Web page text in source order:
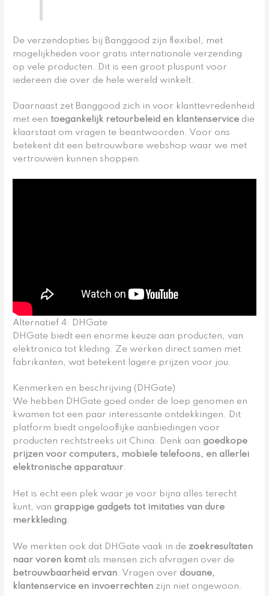
De verzendopties bij Banggood zijn flexibel, met
mogelijkheden voor gratis internationale verzending
op vele producten. Dit is een groot pluspunt voor
iedereen die over de hele wereld winkelt.
Daarnaast zet Banggood zich in voor klanttevredenheid
met een toegankelijk retourbeleid en klantenservice die
klaarstaat om vragen te beantwoorden. Voor ons
betekent dit een betrouwbare webshop waar we met
vertrouwen kunnen shoppen.
Alternatief 4: DHGate
DHGate biedt een enorme keuze aan producten, van
elektronica tot kleding. Ze werken direct samen met
fabrikanten, wat betekent lagere prijzen voor jou.
Kenmerken en beschrijving (DHGate)
We hebben DHGate goed onder de loep genomen en
kwamen tot een paar interessante ontdekkingen. Dit
platform biedt ongelooflijke aanbiedingen voor
producten rechtstreeks uit China. Denk aan goedkope
prijzen voor computers, mobiele telefoons, en allerlei
elektronische apparatuur.
Het is echt een plek waar je voor bijna alles terecht
kunt, van grappige gadgets tot imitaties van dure
merkkleding.
We merkten ook dat DHGate vaak in dezoekresultaten
naar voren komtals mensen zich afvragen over de
betrouwbaarheid ervan. Vragen over douane,
klantenservice en invoerrechten zijn niet ongewoon.